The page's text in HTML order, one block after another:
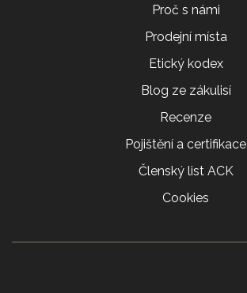
Proč s námi
Prodejní místa
Etický kodex
Blog ze zákulisí
Recenze
Pojištění a certifikace
Členský list ACK
Cookies